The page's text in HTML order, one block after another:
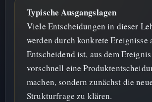
Typische Ausgangslagen
Viele Entscheidungen in dieser
werden durch konkrete Ereignisse
Entscheidend ist, aus dem
vorschnell eine
machen, sondern zunächst die
Strukturfrage zu klären.